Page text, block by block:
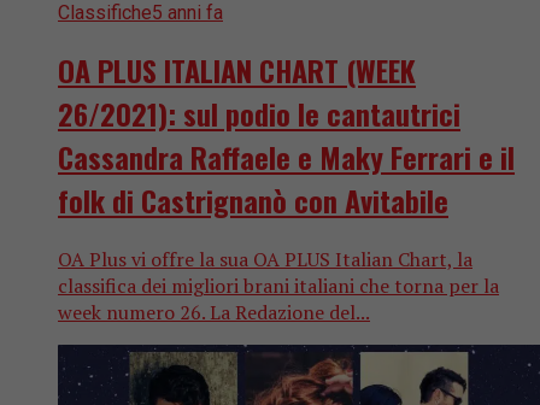
Classifiche5 anni fa
OA PLUS ITALIAN CHART (WEEK
26/2021): sul podio le cantautrici
Cassandra Raffaele e Maky Ferrari e il
folk di Castrignanò con Avitabile
OA Plus vi offre la sua OA PLUS Italian Chart, la
classifica dei migliori brani italiani che torna per la
week numero 26. La Redazione del...